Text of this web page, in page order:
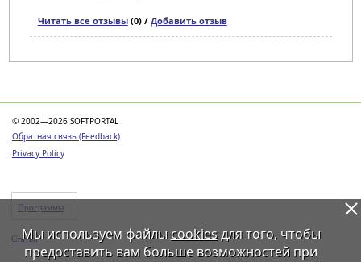
Читать все отзывы(0) / Добавить отзыв
© 2002—2026 SOFTPORTAL
Обратная связь (Feedback)
Privacy Policy
Программы
Статьи
Мы используем файлы cookiesдля того, чтобы
предоставить вам больше возможностей при